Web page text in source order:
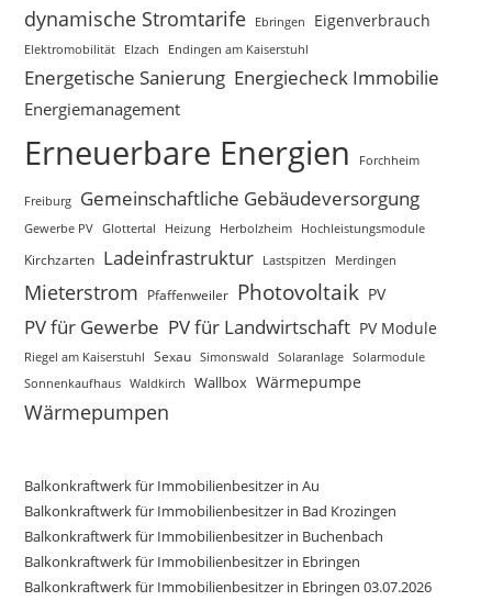
dynamische Stromtarife Ebringen Eigenverbrauch
Elektromobilität Elzach Endingen am Kaiserstuhl
Energetische Sanierung Energiecheck Immobilie
Energiemanagement
Erneuerbare Energien Forchheim
Freiburg Gemeinschaftliche Gebäudeversorgung
Gewerbe PV Glottertal Heizung Herbolzheim Hochleistungsmodule
Kirchzarten Ladeinfrastruktur Lastspitzen Merdingen
Mieterstrom Pfaffenweiler Photovoltaik PV
PV für Gewerbe PV für Landwirtschaft PV Module
Riegel am Kaiserstuhl Sexau Simonswald Solaranlage Solarmodule
Sonnenkaufhaus Waldkirch Wallbox Wärmepumpe
Wärmepumpen
Balkonkraftwerk für Immobilienbesitzer in Au
Balkonkraftwerk für Immobilienbesitzer in Bad Krozingen
Balkonkraftwerk für Immobilienbesitzer in Buchenbach
Balkonkraftwerk für Immobilienbesitzer in Ebringen
Balkonkraftwerk für Immobilienbesitzer in Ebringen 03.07.2026